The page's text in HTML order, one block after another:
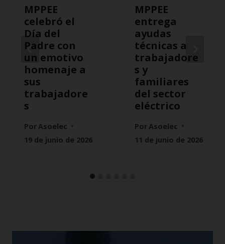
MPPEE
celebró el
Día del
Padre con
un emotivo
homenaje a
sus
trabajadore
s
Por Asoelec
19 de junio de 2026
MPPEE
entrega
ayudas
técnicas a
trabajadore
s y
familiares
del sector
eléctrico
Por Asoelec
11 de junio de 2026